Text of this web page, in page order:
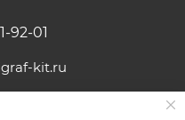
92-01
kit.ru